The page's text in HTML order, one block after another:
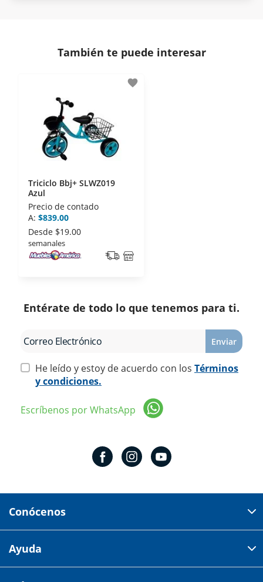
- Certificados de seguridad SSL y Encriptación 3D.
disposiciones legales y Códigos de Ética de la
Asociación Mexicana de Internet (AIMX).
- Nos encontramos en la lista de socios Activos de
la Asociación de Internet.MX.
También te puede interesar
favorite
Triciclo Bbj+ SLWZ019
Azul
Precio de contado
A: $839.00
Desde $19.00
semanales
Entérate de todo lo que tenemos para ti.
Enviar
He leído y estoy de acuerdo con los Términos
y condiciones.
Escríbenos por WhatsApp
Conócenos
Av 18 de marzo # 309. Colonia la Nogalera.
Ayuda